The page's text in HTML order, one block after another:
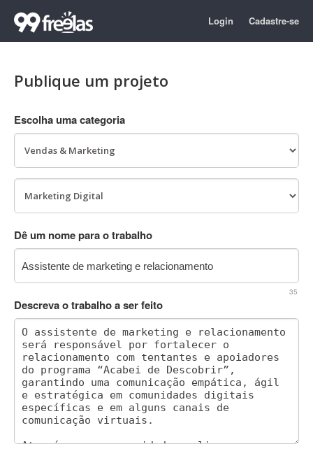
Login Cadastre-se
Publique um projeto
Escolha uma categoria
Dê um nome para o trabalho
35
Descreva o trabalho a ser feito